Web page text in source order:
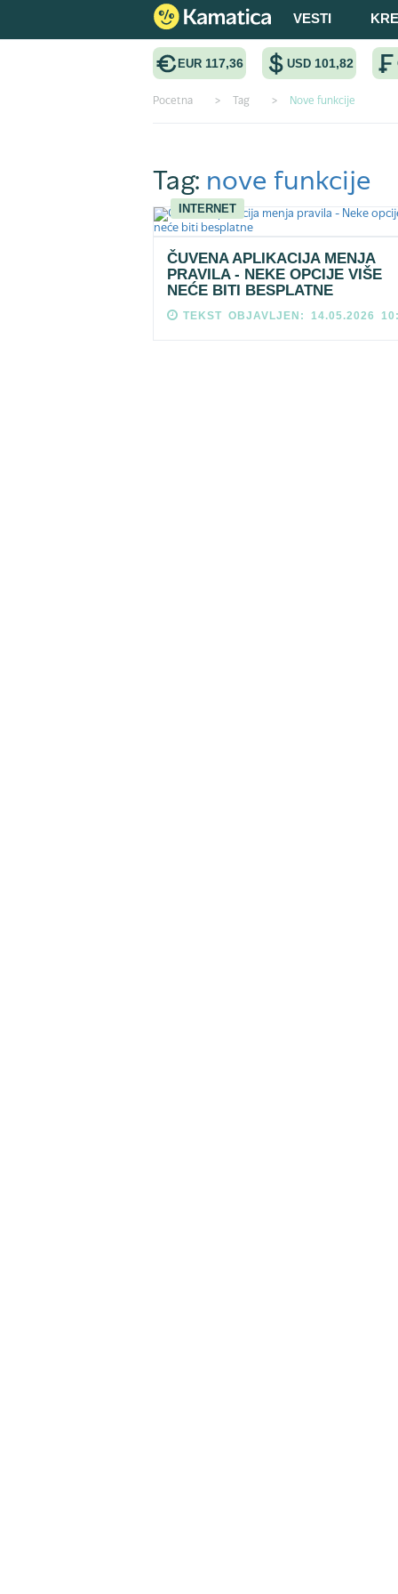
VESTI
EUR 117,36 USD 101,82
Pocetna > Tag > Nove funkcije
Tag: nove funkcije
INTERNET
ČUVENA APLIKACIJA MENJA
PRAVILA - NEKE OPCIJE VIŠE
NEĆE BITI BESPLATNE
TEKST OBJAVLJEN: 14.05.2026